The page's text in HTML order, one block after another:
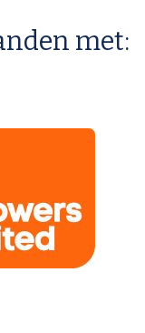
met: